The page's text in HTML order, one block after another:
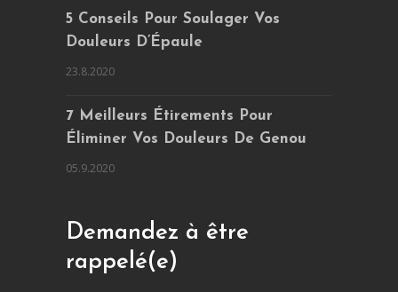
5 Conseils Pour Soulager Vos
Douleurs D’Épaule
23.8.2020
7 Meilleurs Étirements Pour
Éliminer Vos Douleurs De Genou
05.9.2020
Demandez à être
rappelé(e)